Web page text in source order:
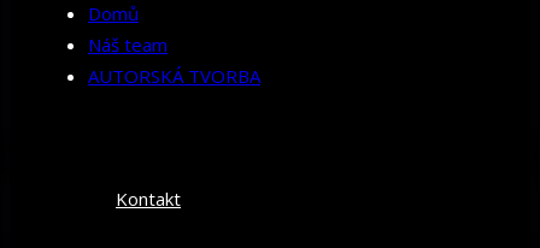
Domů
Náš team
AUTORSKÁ TVORBA
Kontakt